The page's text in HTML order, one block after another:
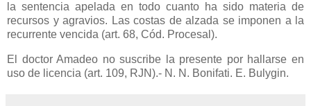
la sentencia apelada en todo cuanto ha sido materia de
recursos y agravios. Las costas de alzada se imponen a la
recurrente vencida (art. 68, Cód. Procesal).
El doctor Amadeo no suscribe la presente por hallarse en
uso de licencia (art. 109, RJN).- N. N. Bonifati. E. Bulygin.